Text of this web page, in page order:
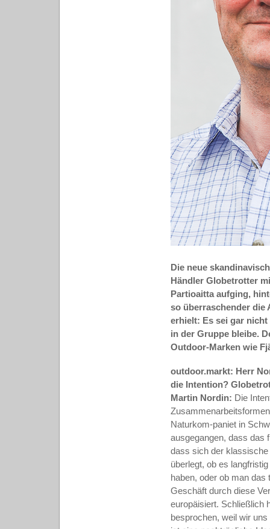
Die neue
Händler Globetrotter
Partioaitta aufging,
so überraschender die
erhielt: Es sei gar
in der Gruppe bleibe.
Outdoor-Marken wie
outdoor.markt: Herr
die Intention?
Martin Nordin: Die
Naturkom-paniet in
ausgegangen, dass das
dass sich der klassische
überlegt, ob es
haben, oder ob man
Geschäft durch diese
europäisiert. Schließlich
besprochen, weil wir